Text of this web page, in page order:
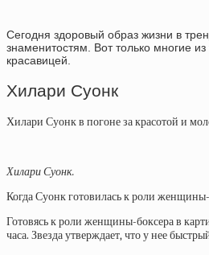
Сегодня здоровый образ жизни в
знаменитостям. Вот только многие
красавицей.
Хилари Суонк
Хилари Суонк в погоне за красотой и
Хилари Суонк.
Когда Суонк готовилась к роли
Готовясь к роли женщины-боксера в
часа. Звезда утверждает, что у нее